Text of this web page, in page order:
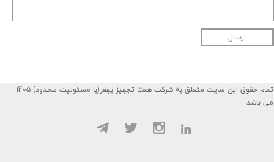
ارسال
1405.تمام حقوق این سایت متعلق به شرکت همتا تجهیز بهفر(با مسئولیت محدود)
می باشد